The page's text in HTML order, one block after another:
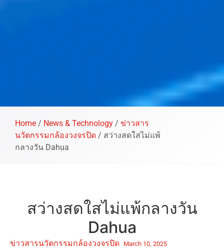
Home / News & Technology / ข่าวสาร
นวัตกรรมกล้องวงจรปิด / สว่างสดใสไม่แพ้
กลางวัน Dahua
สว่างสดใสไม่แพ้กลางวัน
Dahua
ข่าวสารนวัตกรรมกล้องวงจรปิด March 10, 2025